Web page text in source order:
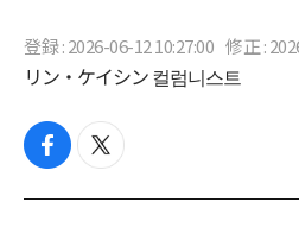
登録 : 2026-06-12 10:27:00 修正 :
リン・ケイシン 컬럼니스트
f
c
t
i